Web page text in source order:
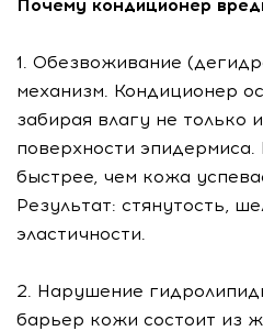
Почему кондиционер
1. Обезвоживание
механизм. Кондиционер
забирая влагу не только
поверхности эпидермиса.
быстрее, чем кожа
Результат: стянутость,
эластичности.
2. Нарушение
барьер кожи состоит из